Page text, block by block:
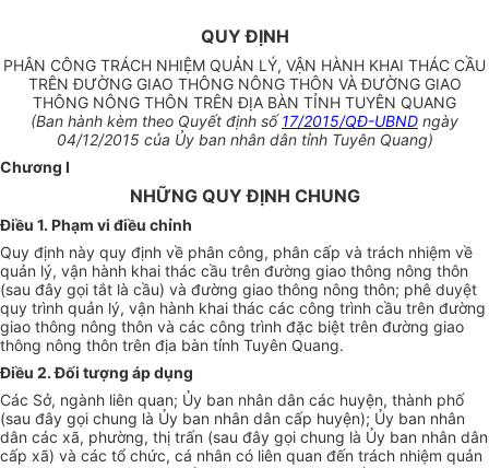
QUY ĐỊNH
PHÂN CÔNG TRÁCH NHIỆM QUẢN LÝ, VẬN HÀNH KHAI THÁC CẦU
TRÊN ĐƯỜNG GIAO THÔNG NÔNG THÔN VÀ ĐƯỜNG GIAO
THÔNG NÔNG THÔN TRÊN ĐỊA BÀN TỈNH TUYÊN QUANG
(Ban hành kèm theo Quyết định số17/2015/QĐ-UBND ngày
04/12/2015 của Ủy ban nhân dân tỉnh Tuyên Quang)
Chương I
NHỮNG QUY ĐỊNH CHUNG
Điều 1. Phạm vi điều chỉnh
Quy định này quy định về phân công, phân cấp và trách nhiệm về
quản lý, vận hành khai thác cầu trên đường giao thông nông thôn
(sau đây gọi tắt là cầu) và đường giao thông nông thôn; phê duyệt
quy trình quản lý, vận hành khai thác các công trình cầu trên đường
giao thông nông thôn và các công trình đặc biệt trên đường giao
thông nông thôn trên địa bàn tỉnh Tuyên Quang.
Điều 2. Đối tượng áp dụng
Các Sở, ngành liên quan; Ủy ban nhân dân các huyện, thành phố
(sau đây gọi chung là Ủy ban nhân dân cấp huyện); Ủy ban nhân
dân các xã, phường, thị trấn (sau đây gọi chung là Ủy ban nhân dân
cấp xã) và các tổ chức, cá nhân có liên quan đến trách nhiệm quản